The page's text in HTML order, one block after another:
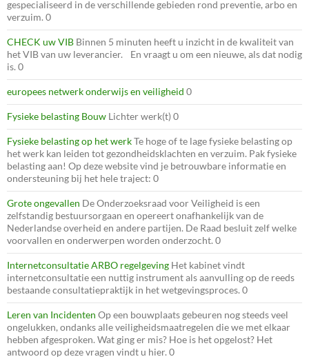
gespecialiseerd in de verschillende gebieden rond preventie, arbo en
verzuim. 0
CHECK uw VIB Binnen 5 minuten heeft u inzicht in de kwaliteit van
het VIB van uw leverancier. En vraagt u om een nieuwe, als dat nodig
is. 0
europees netwerk onderwijs en veiligheid 0
Fysieke belasting Bouw Lichter werk(t) 0
Fysieke belasting op het werkTe hoge of te lage fysieke belasting op
het werk kan leiden tot gezondheidsklachten en verzuim. Pak fysieke
belasting aan! Op deze website vind je betrouwbare informatie en
ondersteuning bij het hele traject: 0
Grote ongevallen De Onderzoeksraad voor Veiligheid is een
zelfstandig bestuursorgaan en opereert onafhankelijk van de
Nederlandse overheid en andere partijen. De Raad besluit zelf welke
voorvallen en onderwerpen worden onderzocht. 0
Internetconsultatie ARBO regelgeving Het kabinet vindt
internetconsultatie een nuttig instrument als aanvulling op de reeds
bestaande consultatiepraktijk in het wetgevingsproces. 0
Leren van Incidenten Op een bouwplaats gebeuren nog steeds veel
ongelukken, ondanks alle veiligheidsmaatregelen die we met elkaar
hebben afgesproken. Wat ging er mis? Hoe is het opgelost? Het
antwoord op deze vragen vindt u hier. 0